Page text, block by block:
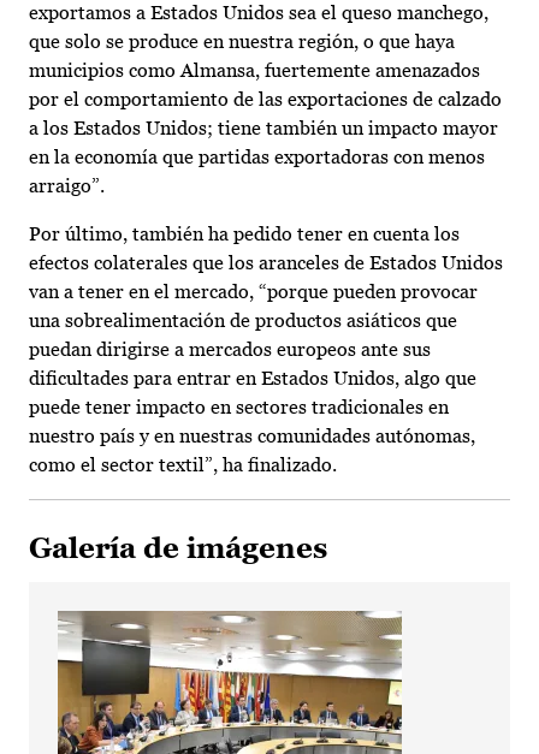
exportamos a Estados Unidos sea el queso manchego,
que solo se produce en nuestra región, o que haya
municipios como Almansa, fuertemente amenazados
por el comportamiento de las exportaciones de calzado
a los Estados Unidos; tiene también un impacto mayor
en la economía que partidas exportadoras con menos
arraigo”.
Por último, también ha pedido tener en cuenta los
efectos colaterales que los aranceles de Estados Unidos
van a tener en el mercado, “porque pueden provocar
una sobrealimentación de productos asiáticos que
puedan dirigirse a mercados europeos ante sus
dificultades para entrar en Estados Unidos, algo que
puede tener impacto en sectores tradicionales en
nuestro país y en nuestras comunidades autónomas,
como el sector textil”, ha finalizado.
Galería de imágenes